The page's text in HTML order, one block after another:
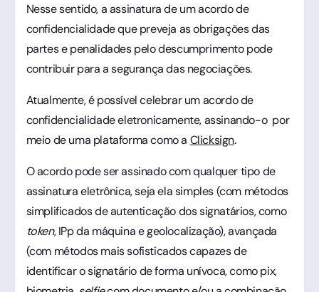
Nesse sentido, a assinatura de um acordo de
confidencialidade que preveja as obrigações das
partes e penalidades pelo descumprimento pode
contribuir para a segurança das negociações.
Atualmente, é possível celebrar um acordo de
confidencialidade eletronicamente, assinando-o por
meio de uma plataforma como a Clicksign.
O acordo pode ser assinado com qualquer tipo de
assinatura eletrônica, seja ela simples (com métodos
simplificados de autenticação dos signatários, como
token, IPp da máquina e geolocalização), avançada
(com métodos mais sofisticados capazes de
identificar o signatário de forma unívoca, como pix,